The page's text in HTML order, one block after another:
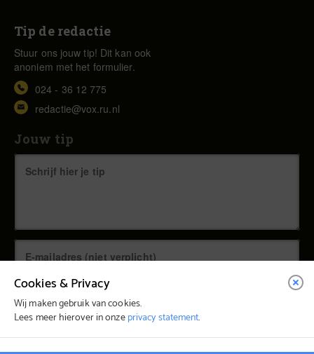
Tip de redactie
Stuur ons jouw tip! Dit kan ook
anoniem met het formulier.
024 - 36 12 775
redactie@vox.ru.nl
Jouw tip
Cookies & Privacy
Wij maken gebruik van cookies.
Lees meer hierover in onzeprivacy statement.